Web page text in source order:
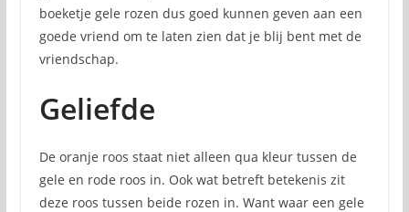
boeketje gele rozen dus goed kunnen geven aan een
goede vriend om te laten zien dat je blij bent met de
vriendschap.
Geliefde
De oranje roos staat niet alleen qua kleur tussen de
gele en rode roos in. Ook wat betreft betekenis zit
deze roos tussen beide rozen in. Want waar een gele